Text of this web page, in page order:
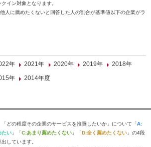
イン対象となります。
人に薦めたくないと回答した人の割合が基準値以下の企業がラ
年 2021年 2020年 2019年
2018年
年 2014年度
どの程度その企業のサービスを推奨したいか」について「A:
たい 」「C:あまり薦めたくない 」「D:全く薦めたくない 」の4段
しています。